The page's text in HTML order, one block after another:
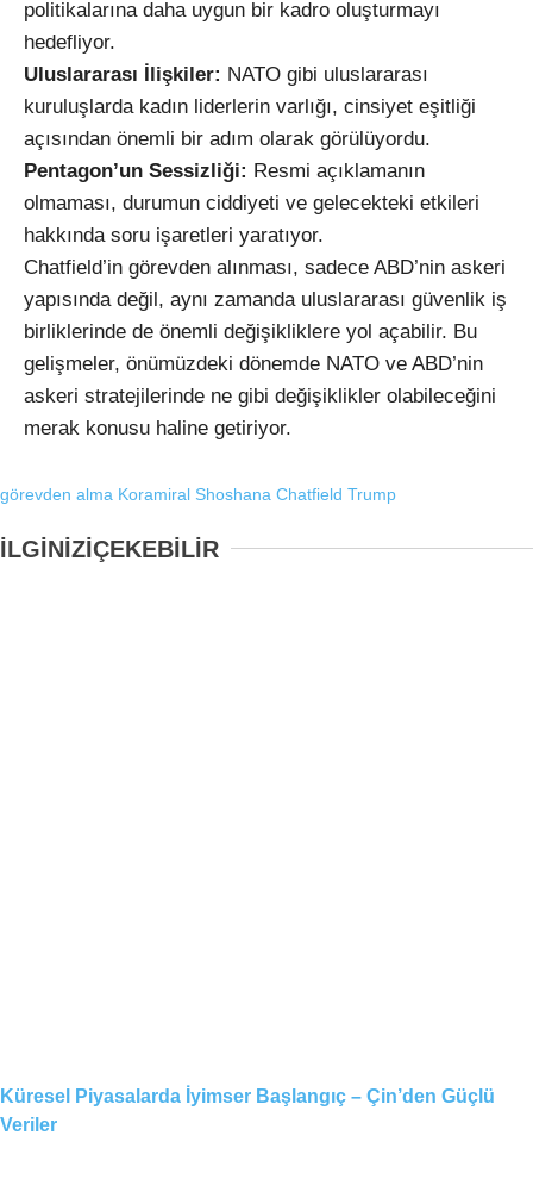
politikalarına daha uygun bir kadro oluşturmayı
hedefliyor.
Uluslararası İlişkiler: NATO gibi uluslararası
kuruluşlarda kadın liderlerin varlığı, cinsiyet eşitliği
açısından önemli bir adım olarak görülüyordu.
Pentagon’un Sessizliği: Resmi açıklamanın
olmaması, durumun ciddiyeti ve gelecekteki etkileri
hakkında soru işaretleri yaratıyor.
Chatfield’in görevden alınması, sadece ABD’nin askeri
yapısında değil, aynı zamanda uluslararası güvenlik iş
birliklerinde de önemli değişikliklere yol açabilir. Bu
gelişmeler, önümüzdeki dönemde NATO ve ABD’nin
askeri stratejilerinde ne gibi değişiklikler olabileceğini
merak konusu haline getiriyor.
görevden alma Koramiral Shoshana Chatfield Trump
İLGİNİZİÇEKEBİLİR
Küresel Piyasalarda İyimser Başlangıç – Çin’den Güçlü
Veriler